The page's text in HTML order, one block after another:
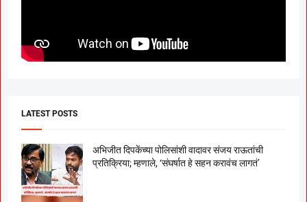
LATEST POSTS
अभिजीत दिपकेंच्या पोलिसांशी वादावर संजय राऊतांची
प्रतिक्रिया; म्हणाले, ‘संघर्षात हे सहन करावंच लागतं’